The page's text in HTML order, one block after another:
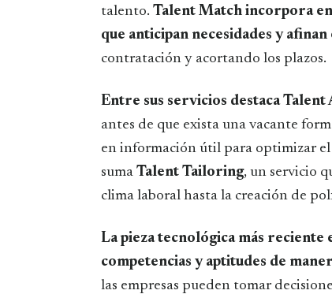
talento. Talent Match incorpora
que anticipan necesidades y
contratación y acortando los plazos.
Entre sus servicios destaca
antes de que exista una vacante
en información útil para optimizar el
suma Talent Tailoring, un servicio
clima laboral hasta la creación de
La pieza tecnológica más
competencias y aptitudes de
las empresas pueden tomar